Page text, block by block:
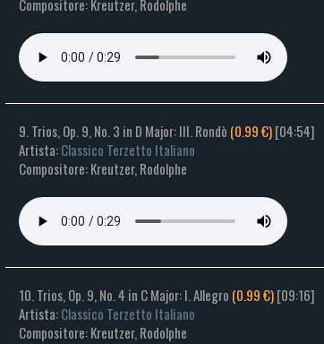
Compositore: Kreutzer, Rodolphe
9. Trios, Op. 9, No. 3 in D Major: III. Rondò (0.99 €)[04:54]
Artista:Classico Terzetto Italiano
Compositore: Kreutzer, Rodolphe
10. Trios, Op. 9, No. 4 in C Major: I. Allegro (0.99 €)[09:16]
Artista:Classico Terzetto Italiano
Compositore: Kreutzer, Rodolphe